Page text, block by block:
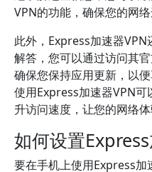
VPN的功能，确保您的网络
此外，Express加速器
解答，您可以通过访问其
确保您保持应用更新，以
使用Express加速器VPN
升访问速度，让您的网络体
如何设置
要在手机上使用Express加